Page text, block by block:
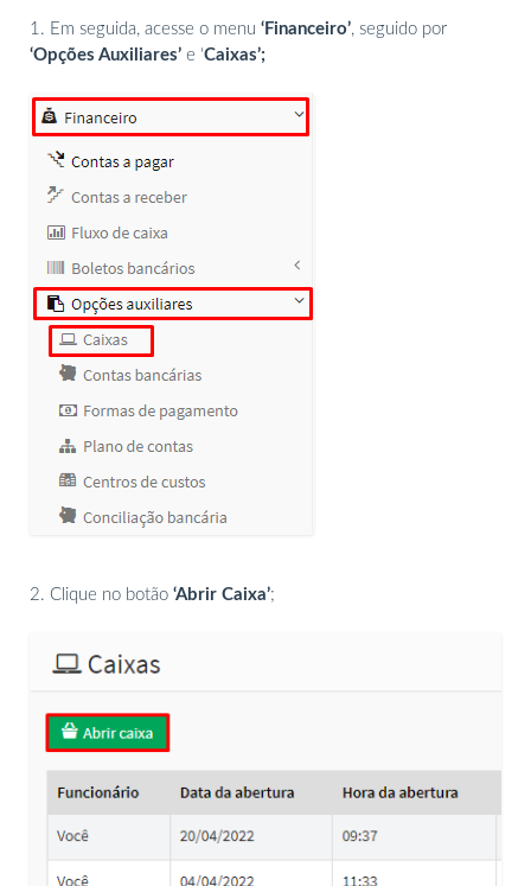
1. Em seguida, acesse o menu ‘Financeiro’, seguido por
‘Opções Auxiliares’ e ‘Caixas’;
2. Clique no botão ‘Abrir Caixa’;